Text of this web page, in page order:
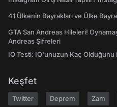
41 Ülkenin Bayrakları ve Ülke
GTA San Andreas Hileleri!
Andreas Şifreleri
IQ Testi: IQ'unuzun Kaç Olduğunu
Keşfet
Twitter Deprem Zam